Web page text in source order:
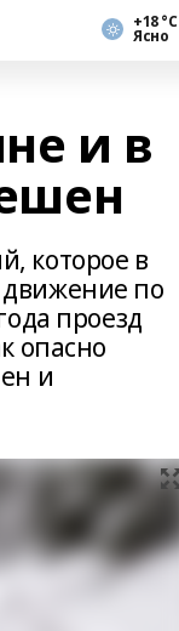
+18 °С
Ясно
и в
которое в
по
проезд
опасно
и